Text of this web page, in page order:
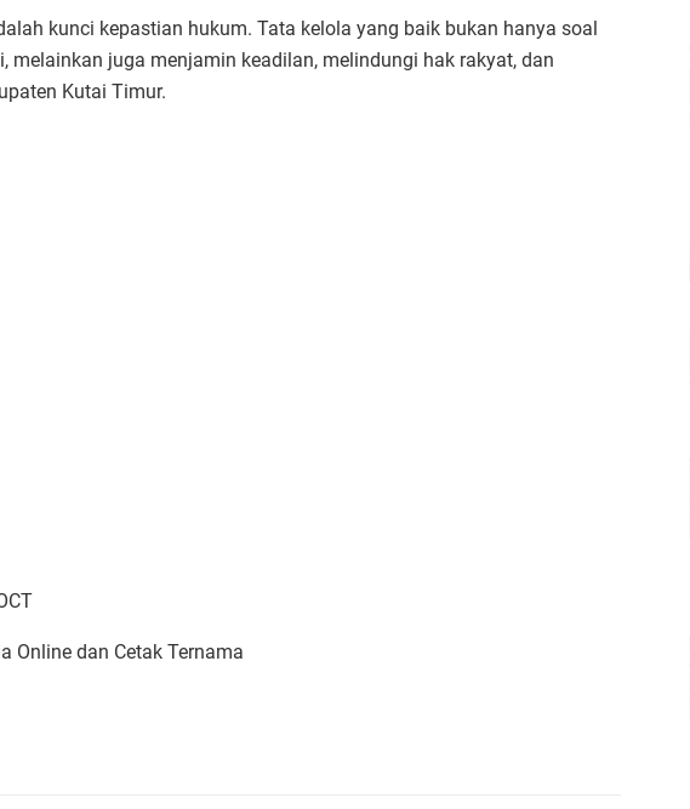
kunci kepastian hukum. Tata kelola yang baik bukan hanya soal
melainkan juga menjamin keadilan, melindungi hak rakyat, dan
Kutai Timur.
Online dan Cetak Ternama